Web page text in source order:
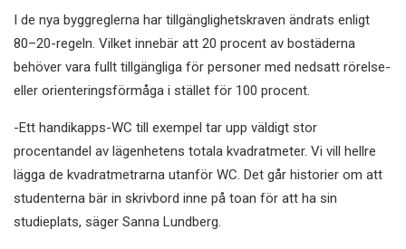
I de nya byggreglerna har tillgänglighetskraven ändrats enligt
80–20-regeln. Vilket innebär att 20 procent av bostäderna
behöver vara fullt tillgängliga för personer med nedsatt rörelse-
eller orienteringsförmåga i stället för 100 procent.
-Ett handikapps-WC till exempel tar upp väldigt stor
procentandel av lägenhetens totala kvadratmeter. Vi vill hellre
lägga de kvadratmetrarna utanför WC. Det går historier om att
studenterna bär in skrivbord inne på toan för att ha sin
studieplats, säger Sanna Lundberg.